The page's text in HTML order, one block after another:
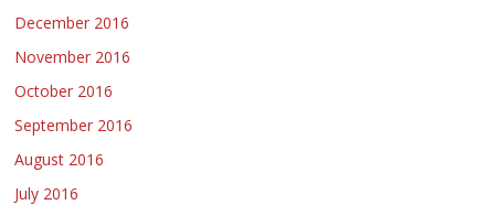
December 2016
November 2016
October 2016
September 2016
August 2016
July 2016